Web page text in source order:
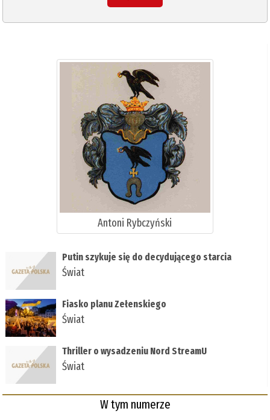
Antoni Rybczyński
Putin szykuje się do decydującego starcia
Świat
Fiasko planu Zełenskiego
Świat
Thriller o wysadzeniu Nord StreamU
Świat
W tym numerze